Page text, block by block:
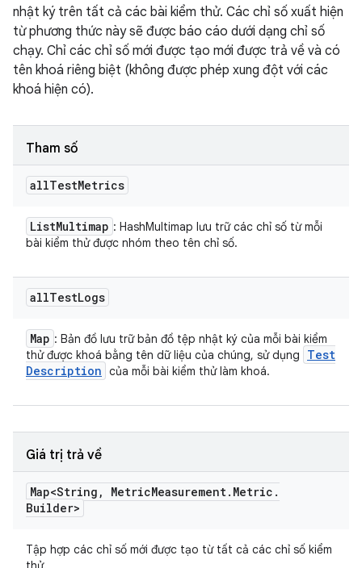
nhật ký trên tất cả các bài kiểm thử. Các chỉ số xuất hiện
từ phương thức này sẽ được báo cáo dưới dạng chỉ số
chạy. Chỉ các chỉ số mới được tạo mới được trả về và có
tên khoá riêng biệt (không được phép xung đột với các
khoá hiện có).
Tham số
allTestMetrics
ListMultimap : HashMultimap lưu trữ các chỉ số từ mỗi
bài kiểm thử được nhóm theo tên chỉ số.
allTestLogs
Map : Bản đồ lưu trữ bản đồ tệp nhật ký của mỗi bài kiểm
thử được khoá bằng tên dữ liệu của chúng, sử dụng
Test
Description của mỗi bài kiểm thử làm khoá.
Giá trị trả về
Map<String , MetricMeasurement. Metric .
Builder>
Tập hợp các chỉ số mới được tạo từ tất cả các chỉ số kiểm